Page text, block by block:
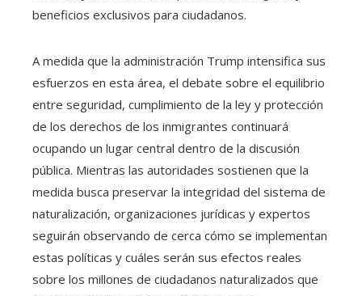
beneficios exclusivos para ciudadanos.
A medida que la administración Trump intensifica sus
esfuerzos en esta área, el debate sobre el equilibrio
entre seguridad, cumplimiento de la ley y protección
de los derechos de los inmigrantes continuará
ocupando un lugar central dentro de la discusión
pública. Mientras las autoridades sostienen que la
medida busca preservar la integridad del sistema de
naturalización, organizaciones jurídicas y expertos
seguirán observando de cerca cómo se implementan
estas políticas y cuáles serán sus efectos reales
sobre los millones de ciudadanos naturalizados que